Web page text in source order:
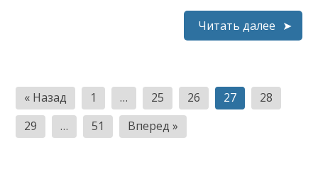
Читать далее
Пагинация
записей
« Назад 1 … 25 26 27
28
29
… 51 Вперед »